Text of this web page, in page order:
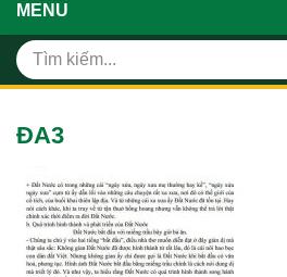
MENU
ĐA3